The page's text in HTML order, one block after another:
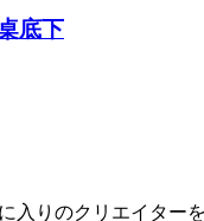
底下
入りのクリエイター